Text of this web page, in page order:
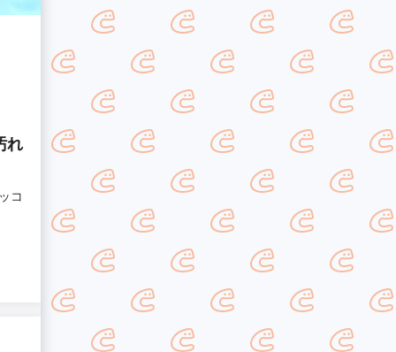
れ
コ